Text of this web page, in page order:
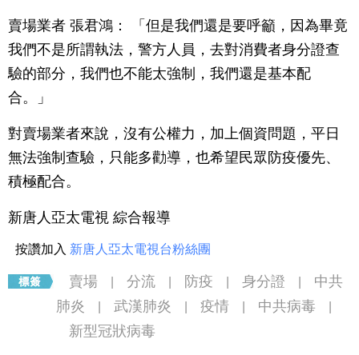
賣場業者 張君鴻： 「但是我們還是要呼籲，因為畢竟
我們不是所謂執法，警方人員，去對消費者身分證查
驗的部分，我們也不能太強制，我們還是基本配
合。」
對賣場業者來說，沒有公權力，加上個資問題，平日
無法強制查驗，只能多勸導，也希望民眾防疫優先、
積極配合。
新唐人亞太電視 綜合報導
按讚加入 新唐人亞太電視台粉絲團
賣場 分流 防疫 身分證
中共
肺炎
武漢肺炎 疫情 中共病毒
新型冠狀病毒